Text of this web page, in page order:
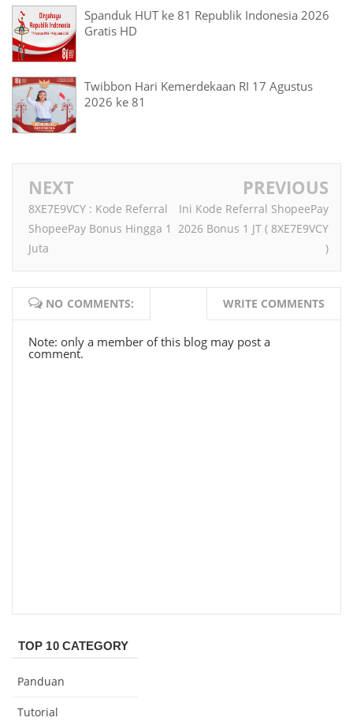
Spanduk HUT ke 81 Republik Indonesia 2026
Gratis HD
Twibbon Hari Kemerdekaan RI 17 Agustus
2026 ke 81
NEXT
8XE7E9VCY : Kode Referral
ShopeePay Bonus Hingga 1
Juta
PREVIOUS
Ini Kode Referral ShopeePay
2026 Bonus 1 JT ( 8XE7E9VCY
)
NO COMMENTS: WRITE COMMENTS
Note: only a member of this blog may post a
comment.
TOP 10 CATEGORY
Panduan
Tutorial